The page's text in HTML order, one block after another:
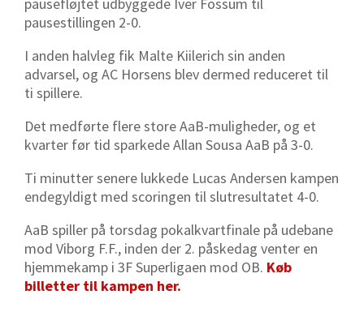
pausestillingen 2-0.
I anden halvleg fik Malte Kiilerich sin anden
advarsel, og AC Horsens blev dermed reduceret til
ti spillere.
Det medførte flere store AaB-muligheder, og et
kvarter før tid sparkede Allan Sousa AaB på 3-0.
Ti minutter senere lukkede Lucas Andersen kampen
endegyldigt med scoringen til slutresultatet 4-0.
AaB spiller på torsdag pokalkvartfinale på udebane
mod Viborg F.F., inden der 2. påskedag venter en
hjemmekamp i 3F Superligaen mod OB. Køb
billetter til kampen her.